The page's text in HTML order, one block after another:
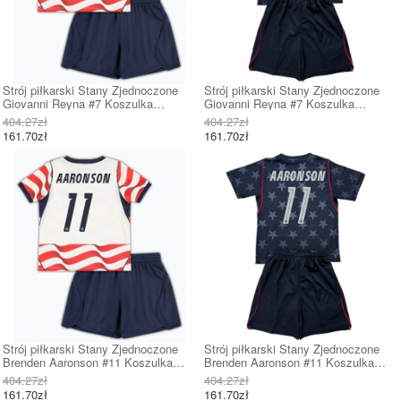
Strój piłkarski Stany Zjednoczone
Giovanni Reyna #7 Koszulka
Podstawowej dziecięce MŚ 2026
Krótki Rękaw (+ Krótkie spodenki)
404.27zł
161.70zł
Strój piłkarski Stany Zjednoczone
Giovanni Reyna #7 Koszulka
Wyjazdowej dziecięce MŚ 2026
Krótki Rękaw (+ Krótkie spodenki)
404.27zł
161.70zł
Strój piłkarski Stany Zjednoczone
Brenden Aaronson #11 Koszulka
Podstawowej dziecięce MŚ 2026
Krótki Rękaw (+ Krótkie spodenki)
404.27zł
161.70zł
Strój piłkarski Stany Zjednoczone
Brenden Aaronson #11 Koszulka
Wyjazdowej dziecięce MŚ 2026
Krótki Rękaw (+ Krótkie spodenki)
404.27zł
161.70zł